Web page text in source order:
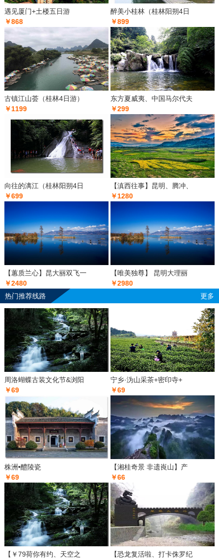
遇见厦门+土楼五日游
￥868
醉美小桂林（桂林阳朔4日
￥899
古镇江山荟（桂林4日游）
￥1199
东方夏威夷、中国马尔代夫
￥299
向往的漓江（桂林阳朔4日
￥699
【滇西往事】昆明、腾冲、
￥1280
【蕙质兰心】昆大丽双飞一
￥2480
【唯美独尊】 昆明大理丽
￥2980
热门推荐线路
更多
周洛蝴蝶古装文化节&浏阳
￥69
宁乡·沩山采茶+密印寺+
￥69
株洲•醴陵瓷
￥69
【湘桂奇景 非遗崀山】产
￥66
【￥79荷你有约、天空之
【恐龙复活啦、打卡侏罗纪